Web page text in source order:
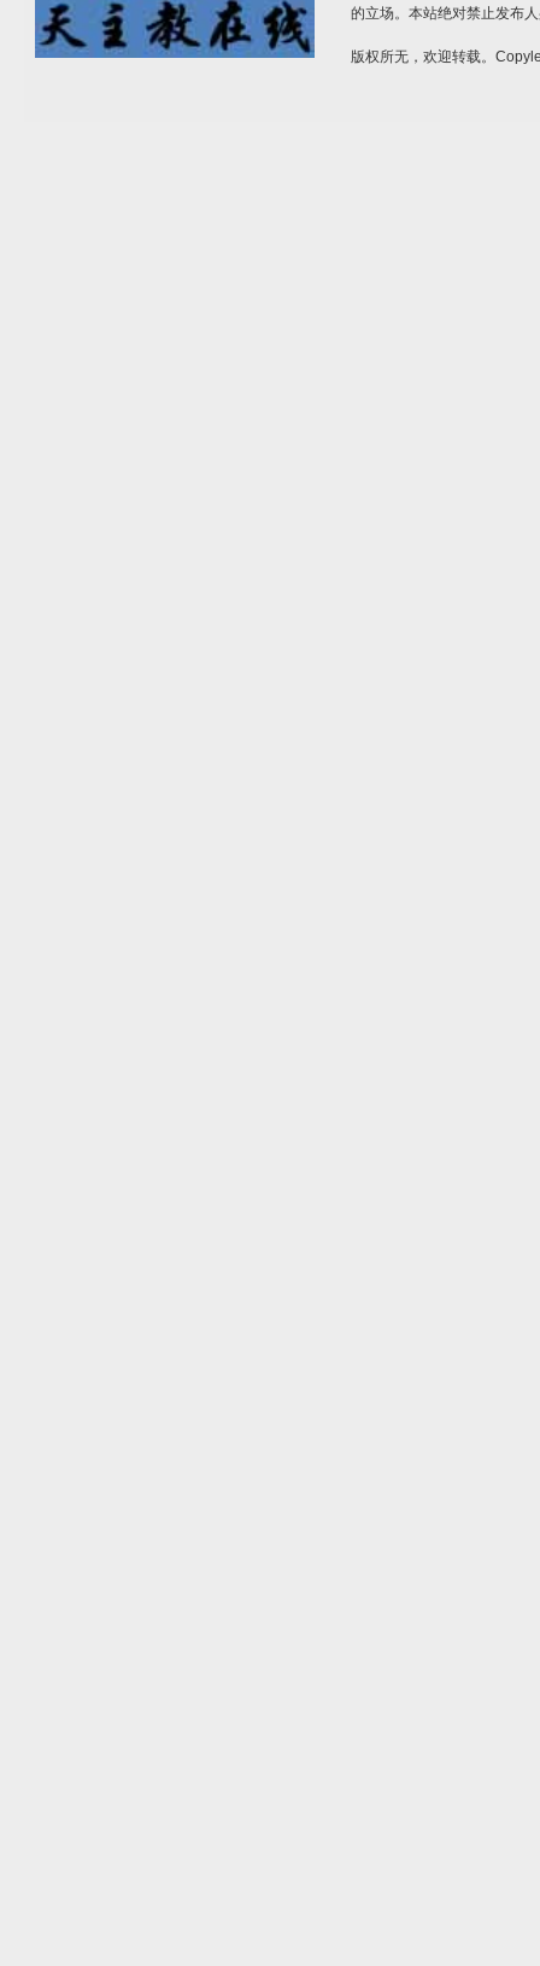
的立场。本站绝对禁止发布
版权所无，欢迎转载。